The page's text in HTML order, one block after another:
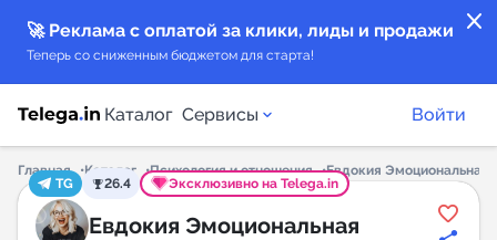
close
🚀 Реклама с оплатой за клики, лиды и продажи
Теперь со сниженным бюджетом для старта!
Каталог Сервисы
Каталог каналов
Войти
Главная Каталог Психология и отношения
Евдокия Эмоциональная
TG
26.4 Эксклюзивно на Telega.in
Евдокия Эмоциональная